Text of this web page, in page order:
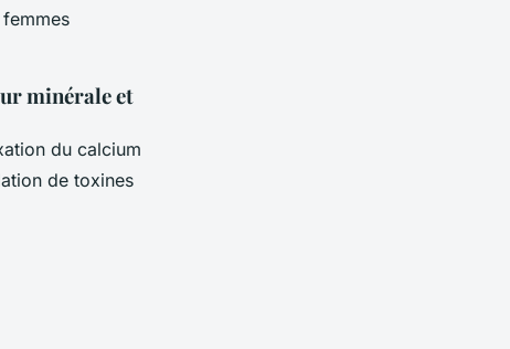
minérale et
du calcium
de toxines